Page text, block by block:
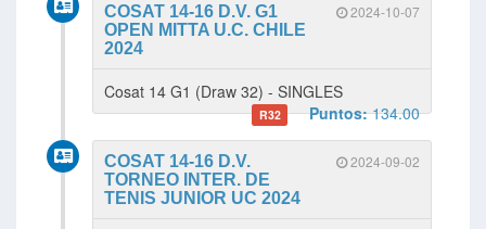
2024-10-07
COSAT 14-16 D.V. G1
OPEN MITTA U.C. CHILE
2024
Cosat 14 G1 (Draw 32) - SINGLES
R32 Puntos:134.00
2024-09-02
COSAT 14-16 D.V.
TORNEO INTER. DE
TENIS JUNIOR UC 2024